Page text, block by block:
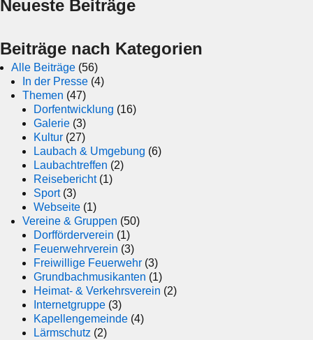
Neueste Beiträge
Beiträge nach Kategorien
Alle Beiträge (56)
In der Presse (4)
Themen (47)
Dorfentwicklung (16)
Galerie (3)
Kultur (27)
Laubach & Umgebung (6)
Laubachtreffen (2)
Reisebericht(1)
Sport(3)
Webseite (1)
Vereine & Gruppen (50)
Dorfförderverein (1)
Feuerwehrverein (3)
Freiwillige Feuerwehr (3)
Grundbachmusikanten (1)
Heimat- & Verkehrsverein (2)
Internetgruppe (3)
Kapellengemeinde (4)
Lärmschutz (2)